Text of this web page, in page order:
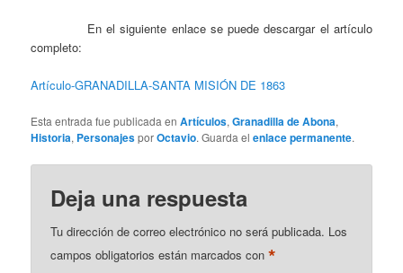
En el siguiente enlace se puede descargar el artículo
completo:
Artículo-GRANADILLA-SANTA MISIÓN DE 1863
Esta entrada fue publicada enArtículos,Granadilla de Abona,
Historia, PersonajesporOctavio. Guarda elenlace permanente.
Deja una respuesta
Tu dirección de correo electrónico no será publicada. Los
campos obligatorios están marcados con*